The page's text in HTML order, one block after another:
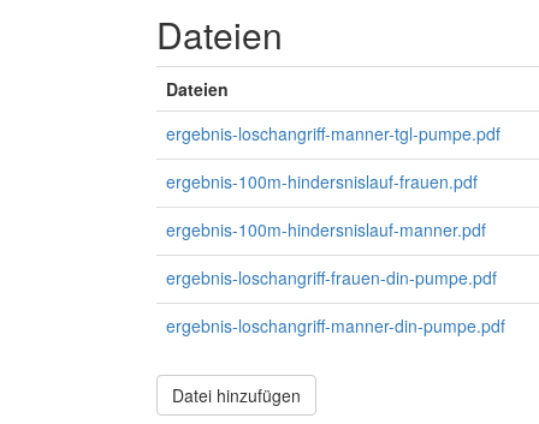
Dateien
Dateien
ergebnis-loschangriff-manner-tgl-pumpe.pdf
ergebnis-100m-hindersnislauf-frauen.pdf
ergebnis-100m-hindersnislauf-manner.pdf
ergebnis-loschangriff-frauen-din-pumpe.pdf
ergebnis-loschangriff-manner-din-pumpe.pdf
Datei hinzufügen